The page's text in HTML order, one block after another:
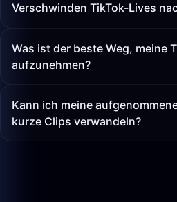
Verschwinden TikTok-Lives
Was ist der beste Weg, meine
aufzunehmen?
Kann ich meine
kurze Clips verwandeln?